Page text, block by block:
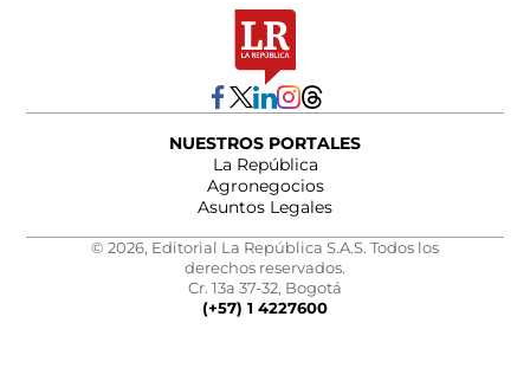
NUESTROS PORTALES
La República
Agronegocios
Asuntos Legales
© 2026, Editorial La República S.A.S. Todos los
derechos reservados.
Cr. 13a 37-32, Bogotá
(+57) 1 4227600